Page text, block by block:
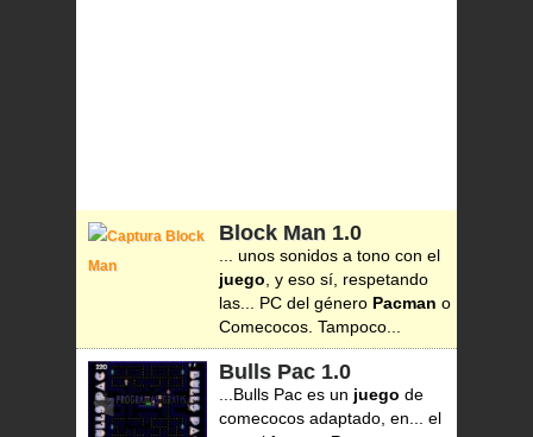
Block Man 1.0
... unos sonidos a tono con el
juego , y eso sí, respetando
las... PC del género Pacman o
Comecocos. Tampoco...
Bulls Pac 1.0
...Bulls Pac es un juego de
comecocos adaptado, en... el